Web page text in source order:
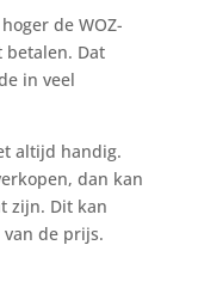
de WOZ-
betalen. Dat
in veel
altijd handig.
dan kan
zijn. Dit kan
de prijs.